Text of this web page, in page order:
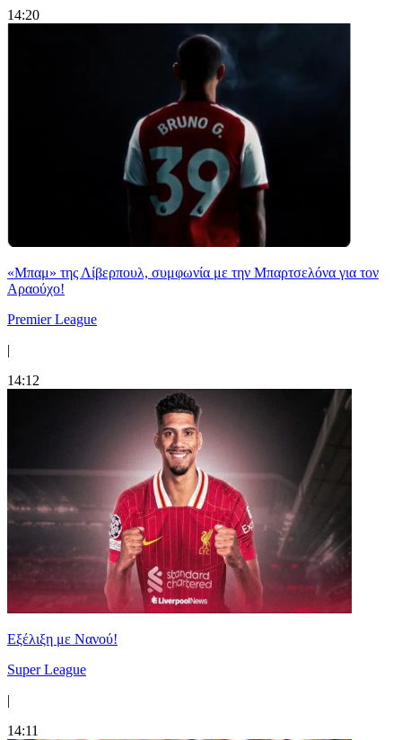
14:20
«Μπαμ» της Λίβερπουλ, συμφωνία με την Μπαρτσελόνα για τον
Αραούχο!
Premier League
|
14:12
Εξέλιξη με Νανού!
Super League
|
14:11